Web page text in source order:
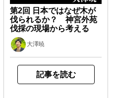
第2回 日本ではなぜ木が
伐られるか？ 神宮外苑
伐採の現場から考える
大澤暁
記事を読む